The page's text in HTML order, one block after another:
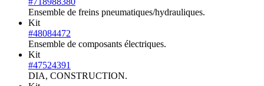
Ensemble de freins pneumatiques/hydrauliques.
Kit
#48084472
Ensemble de composants électriques.
Kit
#47524391
DIA, CONSTRUCTION.